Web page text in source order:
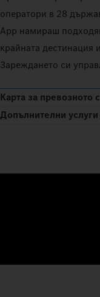
оператори в 28
App намираш
крайната дестинация
Зареждането си
Карта за превозното
Допълнителни